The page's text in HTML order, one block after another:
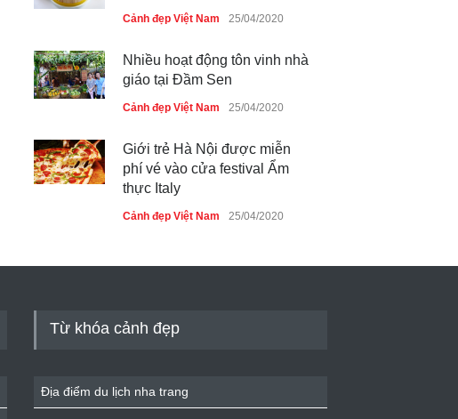
Cảnh đẹp Việt Nam 25/04/2020
Nhiều hoạt động tôn vinh nhà
giáo tại Đầm Sen
Cảnh đẹp Việt Nam 25/04/2020
Giới trẻ Hà Nội được miễn
phí vé vào cửa festival Ẩm
thực Italy
Cảnh đẹp Việt Nam 25/04/2020
Cảnh đẹp Việt Nam
Từ khóa cảnh đẹp
Địa điểm du lịch nha trang